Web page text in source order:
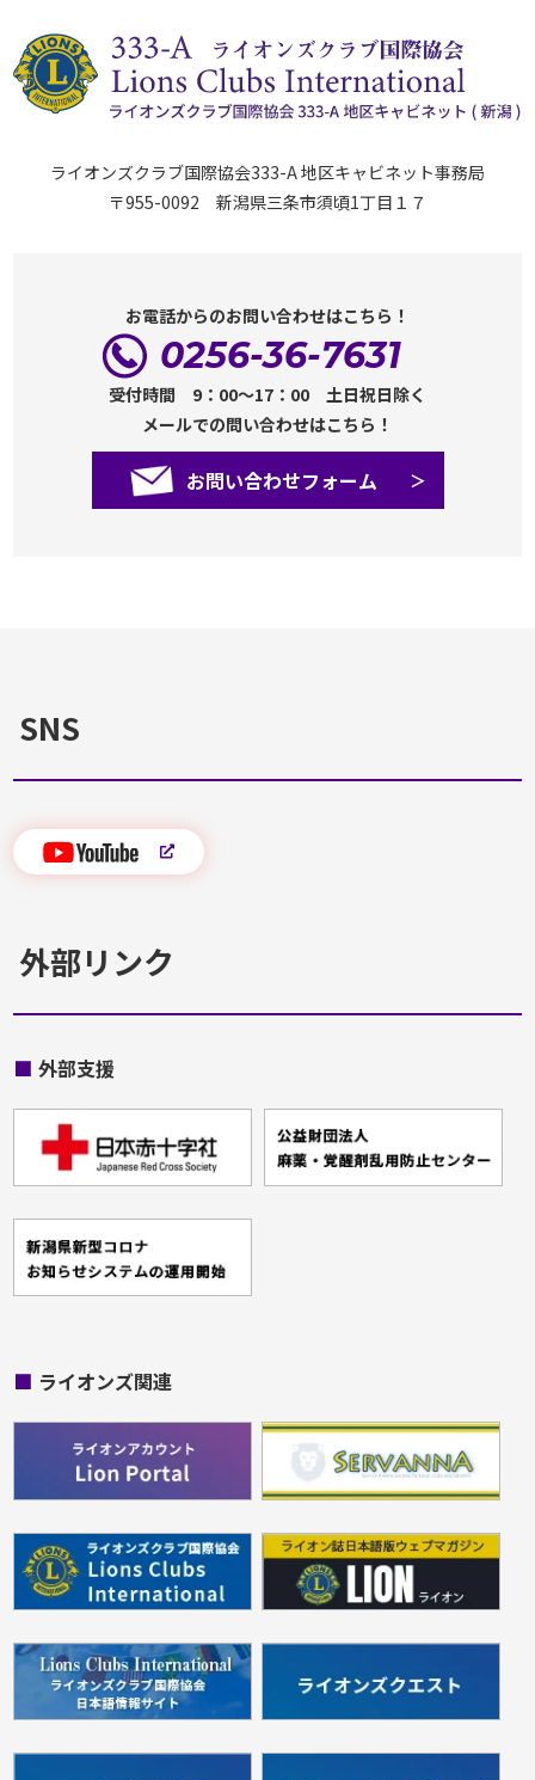
ライオンズクラブ国際協会333-A 地区キャビネット事務局
〒955-0092 新潟県三条市須頃1丁目１７
お電話からのお問い合わせはこちら！
0256-36-7631
受付時間 9：00～17：00 土日祝日除く
メールでの問い合わせはこちら！
お問い合わせフォーム
SNS
外部リンク
■ 外部支援
■ ライオンズ関連